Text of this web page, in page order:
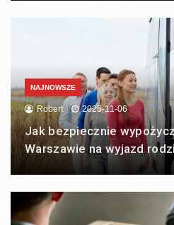
NAJNOWSZE
Robert 2025-11-06
Jak bezpiecznie
Warszawie na wyjazd